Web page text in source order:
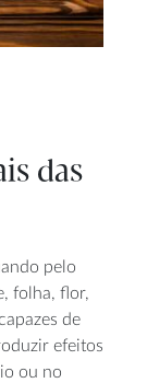
das
pelo
folha, flor,
de
efeitos
ou no